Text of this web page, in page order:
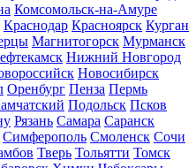
Комсомольск-на-Амуре
Краснодар Красноярск Курган
Магнитогорск Мурманск
Нижний Новгород
Новосибирск
Оренбург Пенза Пермь
Подольск Псков
Рязань Самара Саранск
Симферополь Смоленск Сочи
Тверь Тольятти Томск